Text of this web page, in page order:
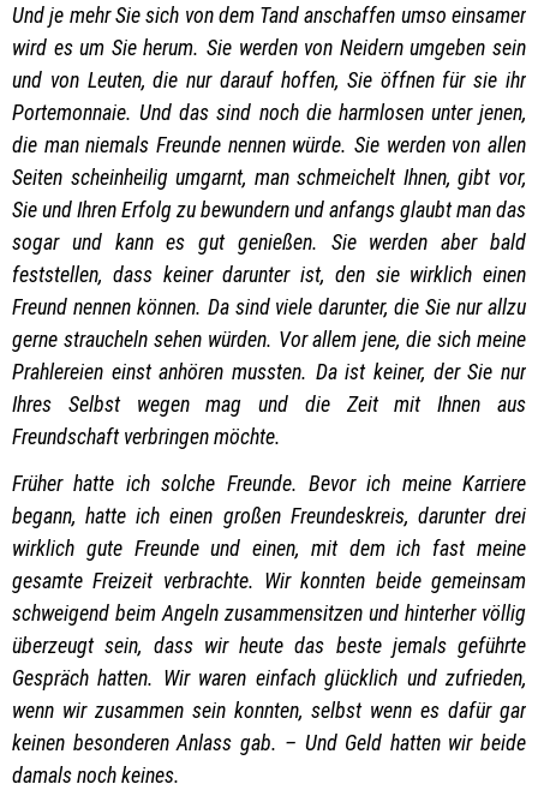
Und je mehr Sie sich von dem Tand anschaffen umso einsamer
wird es um Sie herum. Sie werden von Neidern umgeben sein
und von Leuten, die nur darauf hoffen, Sie öffnen für sie ihr
Portemonnaie. Und das sind noch die harmlosen unter jenen,
die man niemals Freunde nennen würde. Sie werden von allen
Seiten scheinheilig umgarnt, man schmeichelt Ihnen, gibt vor,
Sie und Ihren Erfolg zu bewundern und anfangs glaubt man das
sogar und kann es gut genießen. Sie werden aber bald
feststellen, dass keiner darunter ist, den sie wirklich einen
Freund nennen können. Da sind viele darunter, die Sie nur allzu
gerne straucheln sehen würden. Vor allem jene, die sich meine
Prahlereien einst anhören mussten. Da ist keiner, der Sie nur
Ihres Selbst wegen mag und die Zeit mit Ihnen aus
Freundschaft verbringen möchte.
Früher hatte ich solche Freunde. Bevor ich meine Karriere
begann, hatte ich einen großen Freundeskreis, darunter drei
wirklich gute Freunde und einen, mit dem ich fast meine
gesamte Freizeit verbrachte. Wir konnten beide gemeinsam
schweigend beim Angeln zusammensitzen und hinterher völlig
überzeugt sein, dass wir heute das beste jemals geführte
Gespräch hatten. Wir waren einfach glücklich und zufrieden,
wenn wir zusammen sein konnten, selbst wenn es dafür gar
keinen besonderen Anlass gab. – Und Geld hatten wir beide
damals noch keines.